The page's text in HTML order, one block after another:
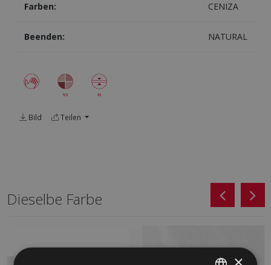
Farben: CENIZA
Beenden: NATURAL
Bild Teilen
Dieselbe Farbe